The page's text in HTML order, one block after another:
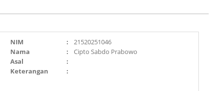
NIM :
21520251046
Nama
:
Cipto Sabdo Prabowo
Asal
:
Keterangan
: